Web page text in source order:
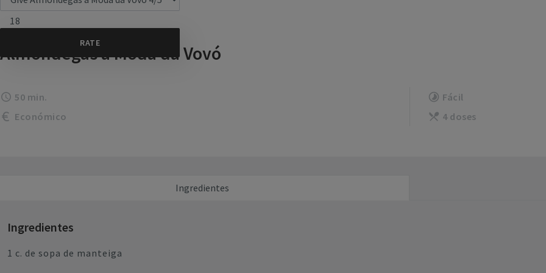
18
Almôndegas à Moda da Vovó
50 min.
Fácil
Económico
4 doses
Ingredientes
Ingredientes
1 c. de sopa de manteiga